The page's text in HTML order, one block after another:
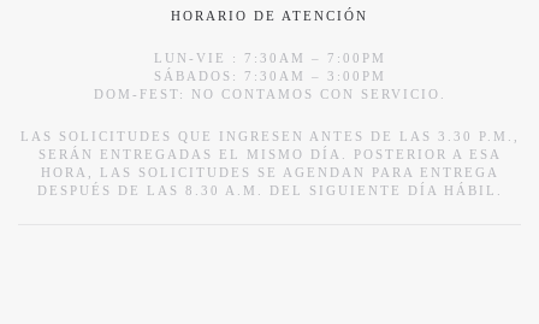
HORARIO DE ATENCIÓN
LUN-VIE : 7:30AM – 7:00PM
SÁBADOS: 7:30AM – 3:00PM
DOM-FEST: NO CONTAMOS CON SERVICIO.
LAS SOLICITUDES QUE INGRESEN ANTES DE LAS 3.30 P.M.,
SERÁN ENTREGADAS EL MISMO DÍA. POSTERIOR A ESA
HORA, LAS SOLICITUDES SE AGENDAN PARA ENTREGA
DESPUÉS DE LAS 8.30 A.M. DEL SIGUIENTE DÍA HÁBIL.